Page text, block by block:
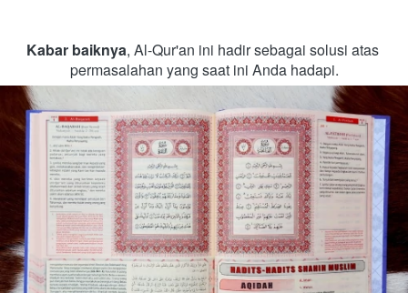
Kabar baiknya, Al-Qur'an ini hadir sebagai solusi atas
permasalahan yang saat ini Anda hadapi.